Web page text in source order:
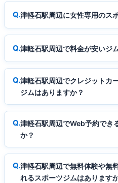
津軽石駅周辺に女性専用のス
津軽石駅周辺で料金が安いジ
津軽石駅周辺でクレジットカ
ジムはありますか？
津軽石駅周辺でWeb予約でき
か？
津軽石駅周辺で無料体験や無
れるスポーツジムはあります